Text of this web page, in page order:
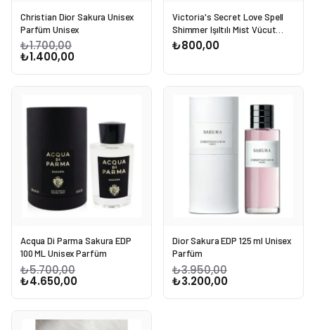
Christian Dior Sakura Unisex
Parfüm Unisex
₺1.700,00
₺1.400,00
Victoria's Secret Love Spell
Shimmer Işıltılı Mist Vücut
Spreyi 250ml
₺800,00
Acqua Di Parma Sakura EDP
100 ML Unisex Parfüm
₺5.700,00
₺4.650,00
Dior Sakura EDP 125 ml Unisex
Parfüm
₺3.950,00
₺3.200,00